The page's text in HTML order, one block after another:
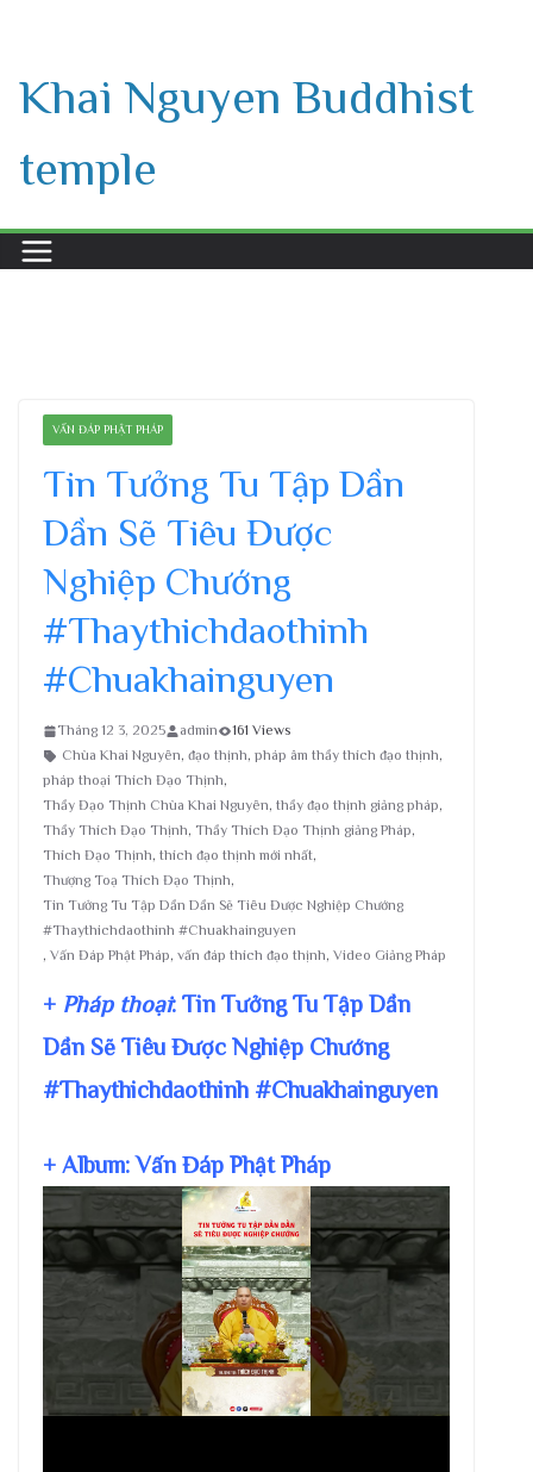
content
Khai Nguyen Buddhist
temple
VẤN ĐÁP PHẬT PHÁP
Tin Tưởng Tu Tập Dần
Dần Sẽ Tiêu Được
Nghiệp Chướng
#Thaythichdaothinh
#Chuakhainguyen
Tháng 12 3, 2025 admin
161 Views
Chùa Khai Nguyên, đạo thịnh, pháp âm thầy thích đạo thịnh,
pháp thoại Thích Đạo Thịnh,
Thầy Đạo Thịnh Chùa Khai Nguyên, thầy đạo thịnh giảng pháp,
Thầy Thích Đạo Thịnh, Thầy Thích Đạo Thịnh giảng Pháp,
Thích Đạo Thịnh, thích đạo thịnh mới nhất,
Thượng Toạ Thích Đạo Thịnh,
Tin Tưởng Tu Tập Dần Dần Sẽ Tiêu Được Nghiệp Chướng
#Thaythichdaothinh #Chuakhainguyen
, Vấn Đáp Phật Pháp, vấn đáp thích đạo thịnh, Video Giảng Pháp
+ Pháp thoại: Tin Tưởng Tu Tập Dần
Dần Sẽ Tiêu Được Nghiệp Chướng
#Thaythichdaothinh #Chuakhainguyen
+ Album: Vấn Đáp Phật Pháp